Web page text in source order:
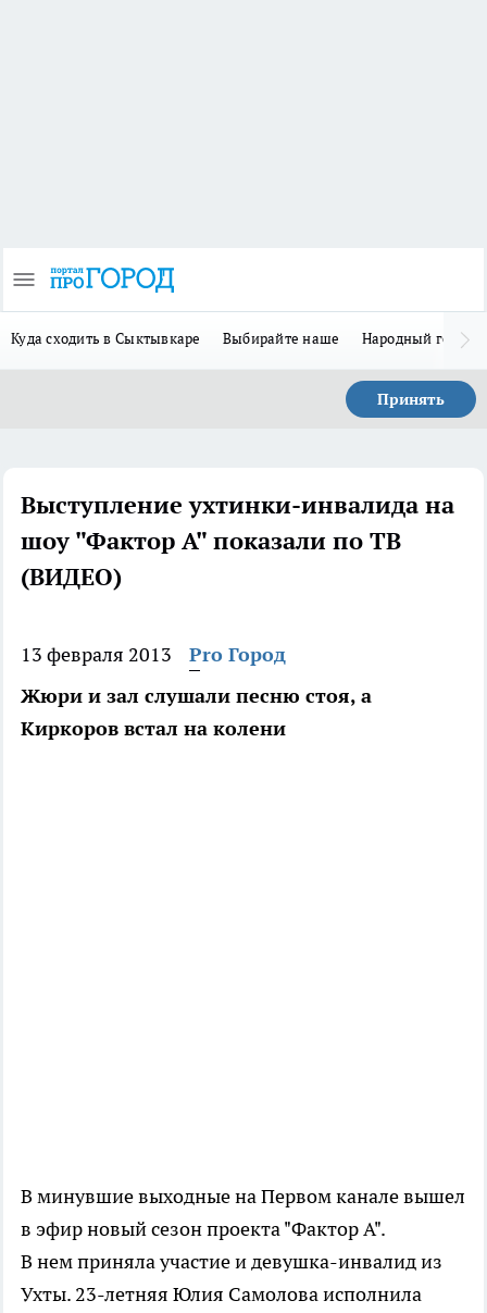
Куда сходить в Сыктывкаре Выбирайте наше Народный герой
Принять
Выступление ухтинки-инвалида на
шоу "Фактор А" показали по ТВ
(ВИДЕО)
13 февраля 2013
Pro Город
Жюри и зал слушали песню стоя, а
Киркоров встал на колени
В минувшие выходные на Первом канале вышел
в эфир новый сезон проекта "Фактор А".
В нем приняла участие и девушка-инвалид из
Ухты. 23-летняя Юлия Самолова исполнила